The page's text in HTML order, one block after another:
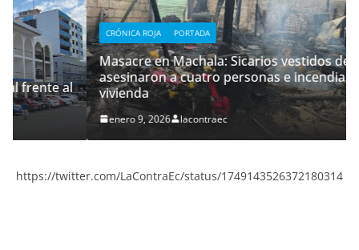
al
CRÓNICA ROJA PORTADA
Masacre en Machala: Sicarios vestidos de policías
asesinaron a cuatro personas e incendiaron su
vivienda
enero 9, 2026 lacontraec
https://twitter.com/LaContraEc/status/1749143526372180314